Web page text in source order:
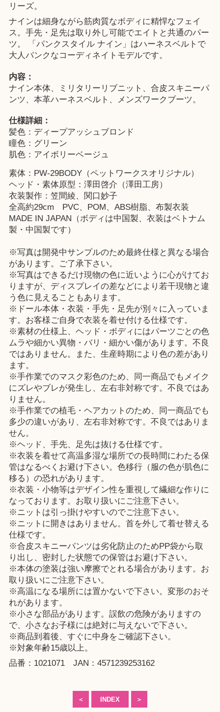
リーズ。
ナインは細身ながら筋肉質なボディに精悍なフェイ
ス。手先・足先は取り外し可能でエイトと共通のパー
ツ。 「パンクスタイル ナイン」はハーネスベルトで
大人パンクなコーディネイトモデルです。
内容：
ナイン本体、ミリタリーリブニット、合皮スキニーパ
ンツ、本革ハーネスベルト、メンズワークブーツ。
仕様詳細：
髪色：ディープアッシュブロンド
瞳色：グリーン
肌色：アイボリーベージュ
素体：PW-29BODY（ペットワークスオリジナル）
ヘッド・素体原型：澤田啓介（澤田工房）
衣装製作：笠間綾、関口妙子
全高約29cm PVC、POM、ABS樹脂、布製衣装
MADE IN JAPAN（ボディは中国製、衣装はベトナム
製・中国製です）
※写真は開発中サンプルのため最終仕様と異なる場合
があります。ご了承下さい。
※写真はできるだけ現物の色に近いように心がけてお
りますが、ディスプレイの差などにより若干現物と違
う色に見えることもあります。
※ドール本体・衣装・手先・足先が別々に入っていま
す。お客様ご自身で衣装を着せ付ける仕様です。
※素材の仕様上、ヘッド・ボディにはパーツごとの色
ムラや細かい異物・バリ・細かい傷があります。不良
ではありません。また、生産時期により色の差があり
ます。
※手作業でのマスク彩色のため、同一商品でもメイク
にズレやブレが発生し、左右非対称です。不良ではあ
りません。
※手作業での植毛・ヘアカットのため、同一商品でも
多少の違いがあり、左右非対称です。不良ではありま
せん。
※ヘッド、手先、足先は抜ける仕様です。
※衣装を着せて高温多湿な場所での長時間にわたる保
管はなるべくお避け下さい。色移行（服の色が肌色に
移る）の恐れがあります。
※衣装・小物等はデザイン性を重視して繊細な作りに
なっております。お取り扱いにご注意下さい。
※ニットは引っ掛けやすいのでご注意下さい。
※ニットに開きはありません。首を外して着せ替える
仕様です。
※合皮スキニーパンツは劣化防止のためPP袋から取
り出し、密封した状態での保管はお避け下さい。
※本体の塗装は強い摩擦でとれる場合があります。お
取り扱いにご注意下さい。
※高温になる場所には置かないで下さい。変形のおそ
れがあります。
※小さな部品があります。誤飲の危険がありますの
で、小さなお子様には絶対に与えないで下さい。
※商品到着後、すぐに中身をご確認下さい。
※対象年齢15歳以上。
品番：1021071 JAN：4571239253162
＜ INDEX ＞